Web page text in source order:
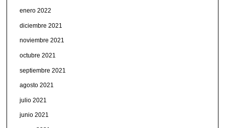
enero 2022
diciembre 2021
noviembre 2021
octubre 2021
septiembre 2021
agosto 2021
julio 2021
junio 2021